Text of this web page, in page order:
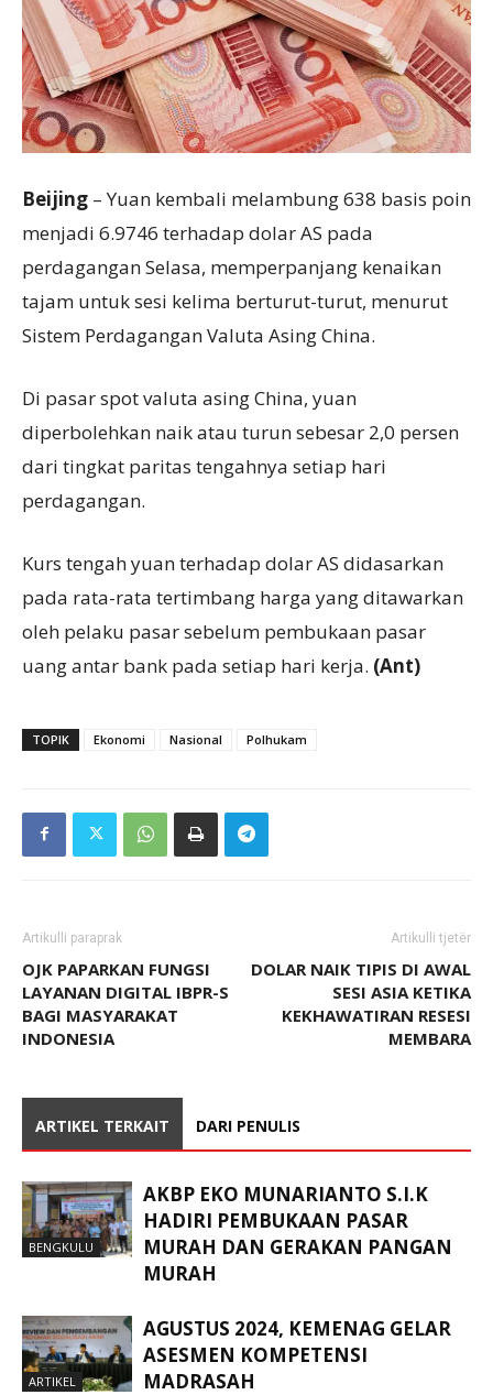
Beijing – Yuan kembali melambung 638 basis poin
menjadi 6.9746 terhadap dolar AS pada
perdagangan Selasa, memperpanjang kenaikan
tajam untuk sesi kelima berturut-turut​​​​​​, menurut
Sistem Perdagangan Valuta Asing China.
Di pasar spot valuta asing China, yuan
diperbolehkan naik atau turun sebesar 2,0 persen
dari tingkat paritas tengahnya setiap hari
perdagangan.
Kurs tengah yuan terhadap dolar AS didasarkan
pada rata-rata tertimbang harga yang ditawarkan
oleh pelaku pasar sebelum pembukaan pasar
uang antar bank pada setiap hari kerja. (Ant)
TOPIK Ekonomi Nasional Polhukam
Artikulli paraprak
OJK PAPARKAN FUNGSI
LAYANAN DIGITAL IBPR-S
BAGI MASYARAKAT
INDONESIA
Artikulli tjetër
DOLAR NAIK TIPIS DI AWAL
SESI ASIA KETIKA
KEKHAWATIRAN RESESI
MEMBARA
ARTIKEL TERKAIT DARI PENULIS
BENGKULU
AKBP EKO MUNARIANTO S.I.K
HADIRI PEMBUKAAN PASAR
MURAH DAN GERAKAN PANGAN
MURAH
ARTIKEL
AGUSTUS 2024, KEMENAG GELAR
ASESMEN KOMPETENSI
MADRASAH